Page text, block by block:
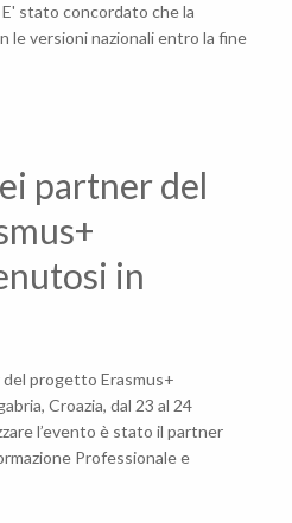
stato concordato che la
le versioni nazionali entro la fine
partner del
in
progetto Erasmus+
Croazia, dal 23 al 24
l’evento è stato il partner
Professionale e